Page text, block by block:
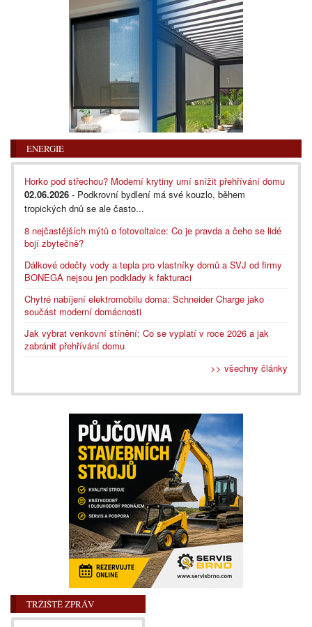
ENERGIE
Horko pod střechou? Moderní krytiny umí snížit přehřívání domu
02.06.2026 - Podkrovní bydlení má své kouzlo, během
tropických dnů se ale často...
8 nejčastějších mýtů o fotovoltaice: Co je pravda a čeho se lidé
bojí zbytečně?
Dálkové odečty vody a tepla pro vlastníky domů a SVJ od firmy
BONEGA nejsou jen podklady k fakturaci
Chytré nabíjení elektromobilu doma: Schneider Charge jako
součást moderní domácnosti
Jak vybrat venkovní stínění: Co se vyplatí v roce 2026 a jak
zabránit přehřívání domu
>> všechny články
TRŽIŠTĚ ZPRÁV